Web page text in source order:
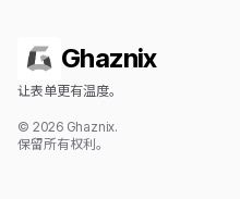
Ghaznix
让表单更有温度。
© 2026 Ghaznix.
保留所有权利。